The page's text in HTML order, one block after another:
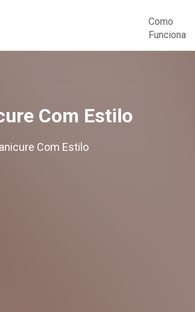
Como
Funciona
Com Estilo
Com Estilo